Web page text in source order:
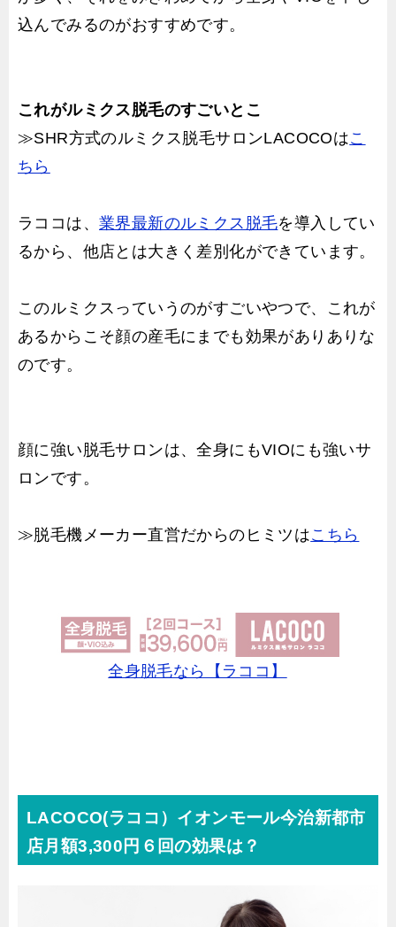
込んでみるのがおすすめです。
これがルミクス脱毛のすごいとこ
≫SHR方式のルミクス脱毛サロンLACOCOはこ
ちら
ラココは、 業界最新のルミクス脱毛を導入してい
るから、他店とは大きく差別化ができています。
このルミクスっていうのがすごいやつで、これが
あるからこそ顔の産毛にまでも効果がありありな
のです。
顔に強い脱毛サロンは、全身にもVIOにも強いサ
ロンです。
≫脱毛機メーカー直営だからのヒミツはこちら
全身脱毛なら【ラココ】
LACOCO(ラココ）イオンモール今治新都市
店月額3,300円６回の効果は？